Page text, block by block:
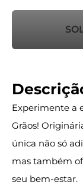
Experimente a
Grãos!
única não só
mas também
seu bem-estar.